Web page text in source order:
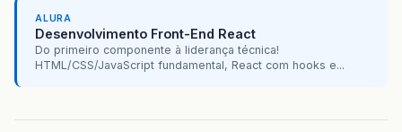
ALURA
Desenvolvimento Front-End React
Do primeiro componente à liderança técnica!
HTML/CSS/JavaScript fundamental, React com hooks e...